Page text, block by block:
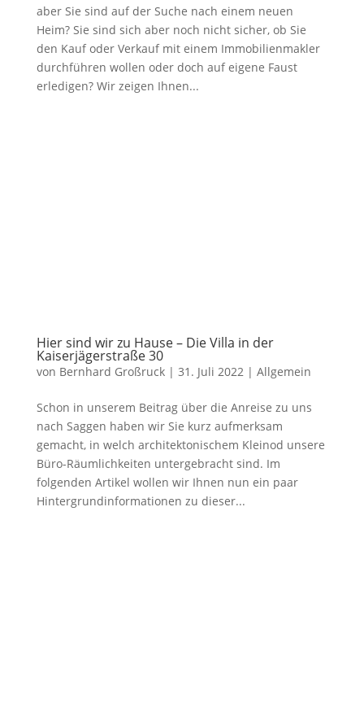
aber Sie sind auf der Suche nach einem neuen
Heim? Sie sind sich aber noch nicht sicher, ob Sie
den Kauf oder Verkauf mit einem Immobilienmakler
durchführen wollen oder doch auf eigene Faust
erledigen? Wir zeigen Ihnen...
Hier sind wir zu Hause – Die Villa in der
Kaiserjägerstraße 30
von Bernhard Großruck| 31. Juli 2022| Allgemein
Schon in unserem Beitrag über die Anreise zu uns
nach Saggen haben wir Sie kurz aufmerksam
gemacht, in welch architektonischem Kleinod unsere
Büro-Räumlichkeiten untergebracht sind. Im
folgenden Artikel wollen wir Ihnen nun ein paar
Hintergrundinformationen zu dieser...